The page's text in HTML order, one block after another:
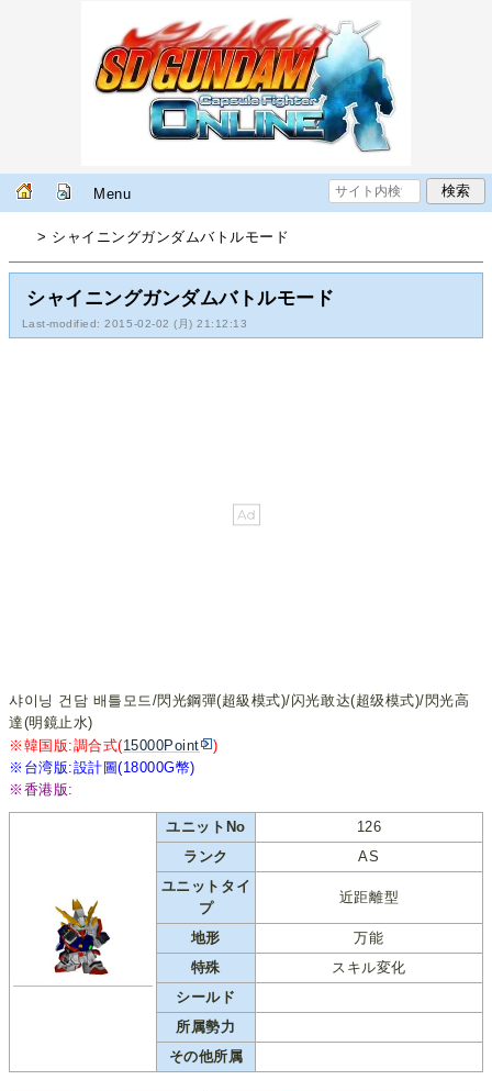
Menu
> シャイニングガンダムバトルモード
シャイニングガンダムバトルモード
Last-modified: 2015-02-02 (月) 21:12:13
샤이닝 건담 배틀모드/閃光鋼彈(超級模式)/闪光敢达(超级模式)/閃光高
達(明鏡止水)
※韓国版:調合式(15000Point
)
※台湾版:設計圖(18000G幣)
※香港版:
ユニットNo
126
ランク
AS
ユニットタイ
プ
近距離型
地形
万能
特殊
スキル変化
シールド
所属勢力
その他所属